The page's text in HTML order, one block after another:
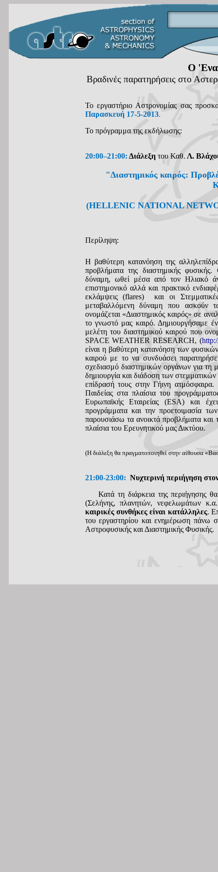
Ο
Βραδινές παρατηρήσεις στο
Το εργαστήριο Αστρονομίας σας
Παρασκευή 17-5-2013.
Το πρόγραμμα της εκδήλωσης:
20:00–21:00: Διάλεξη του Καθ. Λ.
"Διαστημικός καιρός:
(HELLENIC NATIONAL
Περίληψη:
Η βαθύτερη κατανόηση της
προβλήματα της διαστημικής
δύναμη, ωθεί μέσα από τον Ηλιακό
επιστημονικό αλλά και πρακτικό
εκλάμψεις (flares) και οι
μεταβαλλόμενη δύναμη που ασκούν
ονομάζεται «Διαστημικός καιρός» σε
το γνωστό μας καιρό. Δημιουργήσαμε
μελέτη του διαστημικού καιρού που
SPACE WEATHER RESEARCH, (
είναι η βαθύτερη κατανόηση των
καιρού με το να συνδυάσει
σχεδιασμό διαστημικών οργάνων για
δημιουργία και διάδοση των
επίδρασή τους στην Γήινη
Παιδείας στα πλαίσια του
Ευρωπαϊκής Εταιρείας (ESA) και
προγράμματα και την προετοιμασία
παρουσιάσω τα ανοικτά προβλήματα και
πλαίσια του Ερευνητικού μας Δικτύου.
(Η διάλεξη θα πραγματοποιηθεί στην αίθουσα
21:00-23:00: Νυχτερινή περιήγηση
Κατά τη διάρκεια της περιήγησης
(Σελήνης, πλανητών, νεφελωμάτων
καιρικές συνθήκες είναι κατάλληλες.
του εργαστηρίου και ενημέρωση πάνω
Αστροφυσικής και Διαστημικής Φυσικής.